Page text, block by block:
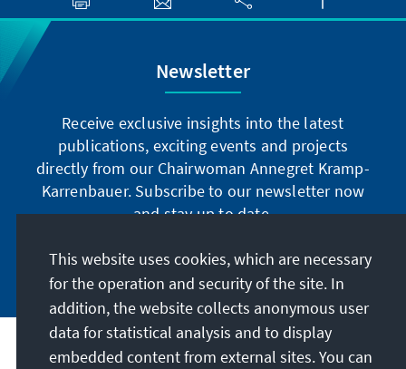
Newsletter
Receive exclusive insights into the latest
publications, exciting events and projects
directly from our Chairwoman Annegret Kramp-
Karrenbauer. Subscribe to our newsletter now
and stay up to date.
Subscribe now
Our mission
This website uses cookies, which are necessary
for the operation and security of the site. In
addition, the website collects anonymous user
data for statistical analysis and to display
embedded content from external sites. You can